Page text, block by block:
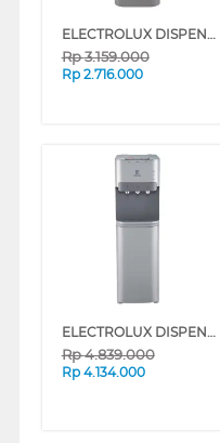
ELECTROLUX DISPENSER AIR BERDIRI GALON ATAS STANDING DISPENSER EDBMFACSF
Rp3.159.000
Rp 2.716.000
ELECTROLUX DISPENSER AIR BERDIRI GALON BAWAH STANDING DISPENSER EDBMFDXSF
Rp4.839.000
Rp 4.134.000